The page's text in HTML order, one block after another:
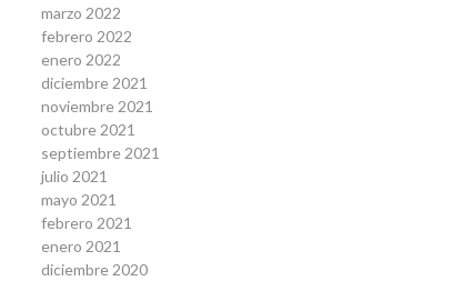
marzo 2022
febrero 2022
enero 2022
diciembre 2021
noviembre 2021
octubre 2021
septiembre 2021
julio 2021
mayo 2021
febrero 2021
enero 2021
diciembre 2020